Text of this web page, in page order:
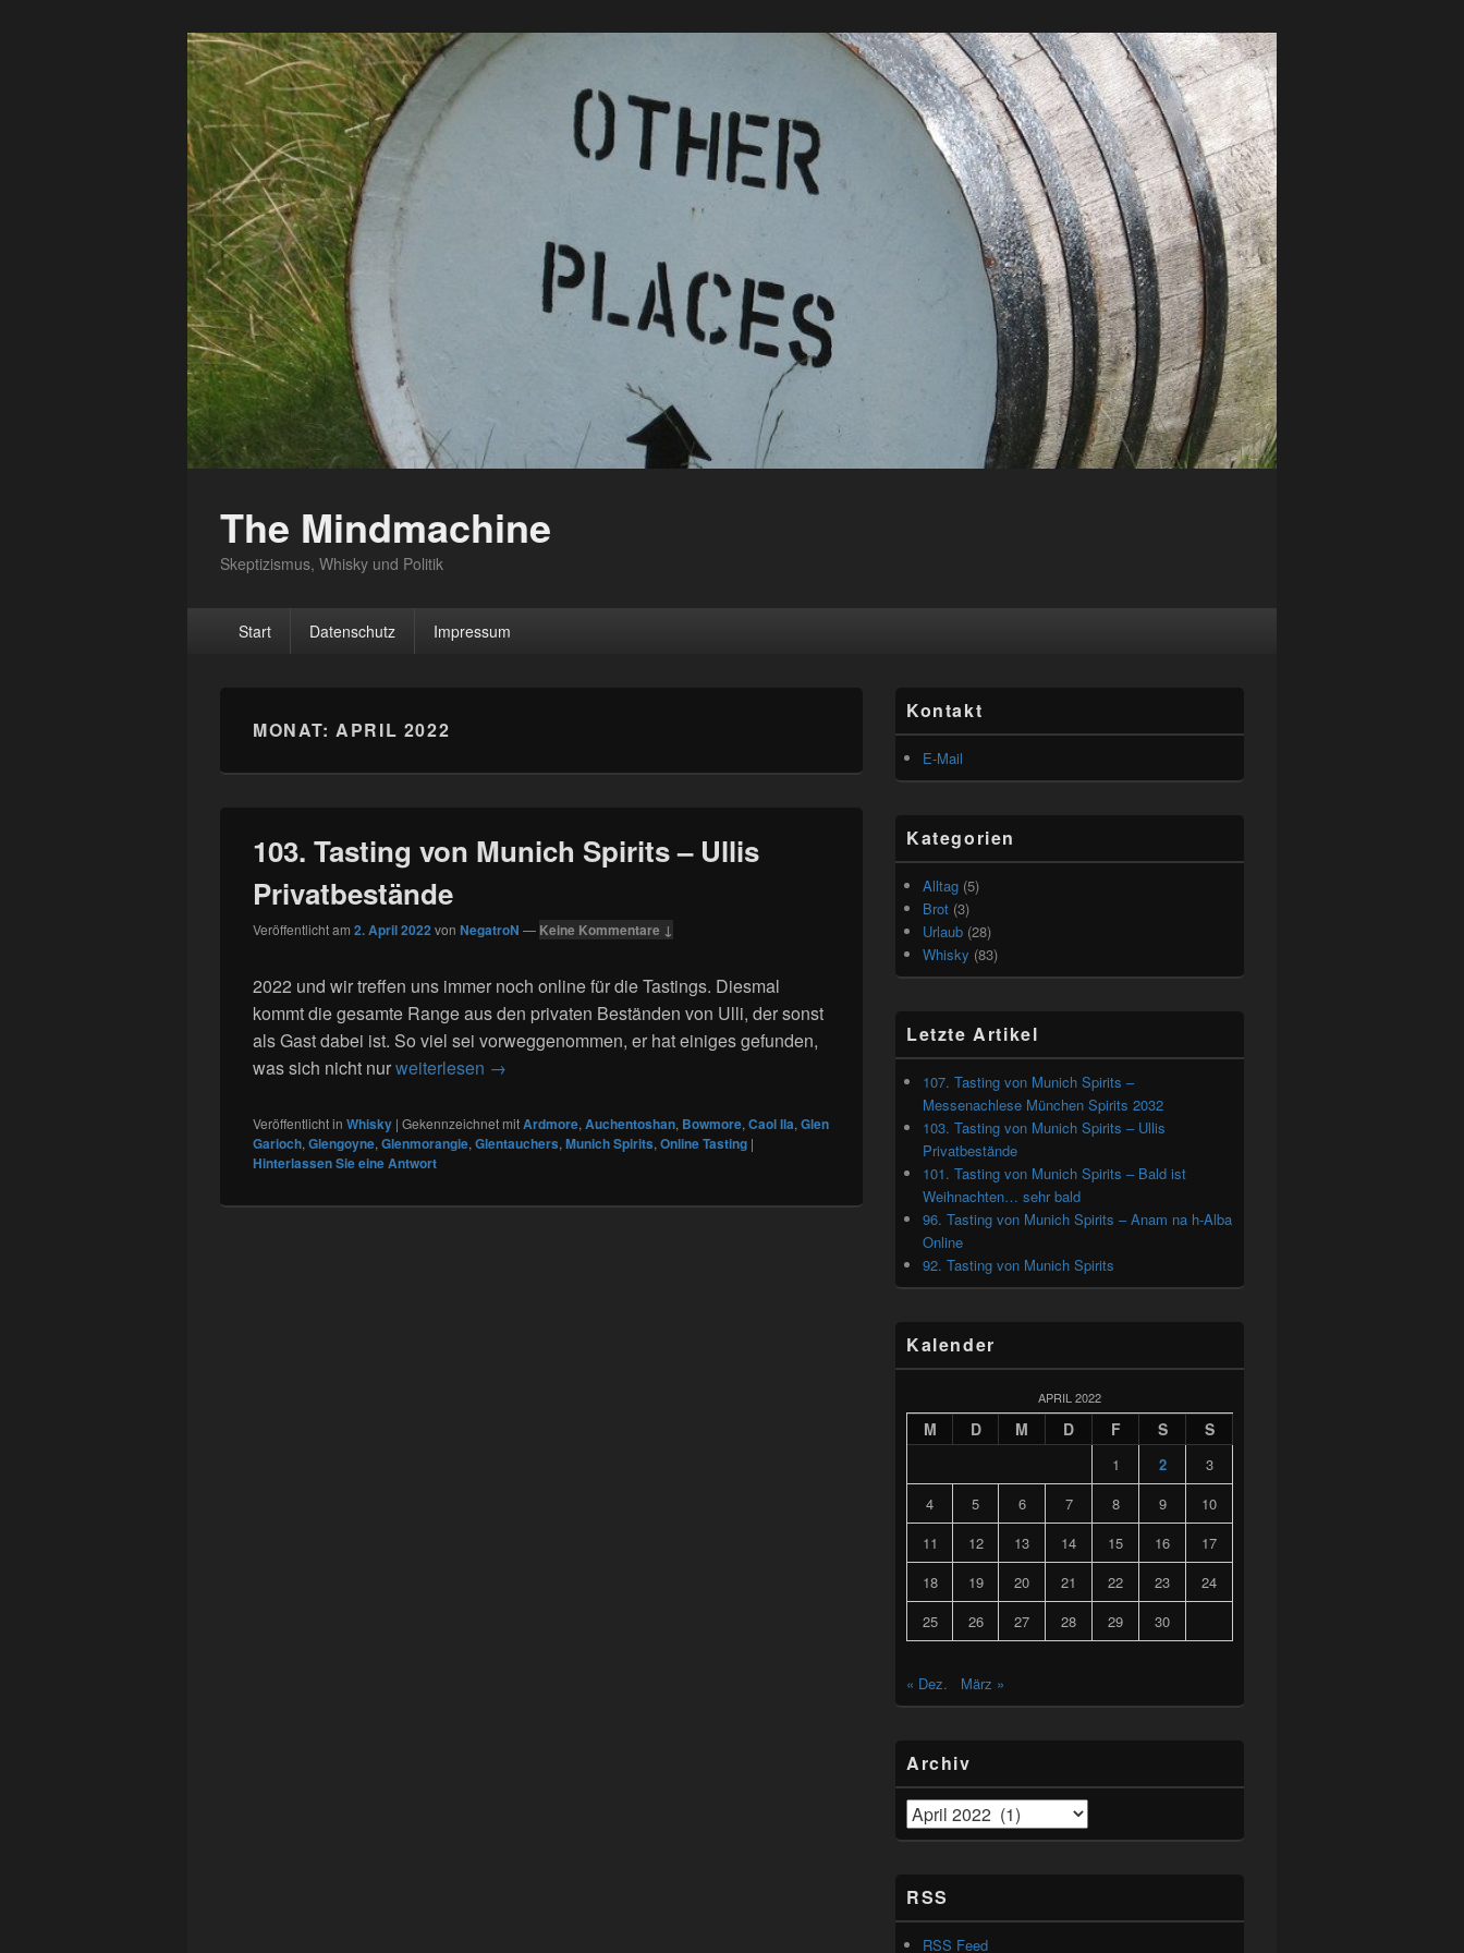
The Mindmachine
Skeptizismus, Whisky und Politik
Start Datenschutz Impressum
MONAT:APRIL 2022
103. Tasting von Munich Spirits – Ullis
Privatbestände
Veröffentlicht am 2. April 2022 von NegatroN — Keine Kommentare ↓
2022 und wir treffen uns immer noch online für die Tastings. Diesmal
kommt die gesamte Range aus den privaten Beständen von Ulli, der sonst
als Gast dabei ist. So viel sei vorweggenommen, er hat einiges gefunden,
was sich nicht nurweiterlesen 103. Tasting von Munich Spirits – Ullis Privatbestände
→
Veröffentlicht in Whisky | Gekennzeichnet mitArdmore, Auchentoshan, Bowmore, Caol Ila, Glen
Garioch, Glengoyne, Glenmorangie, Glentauchers, Munich Spirits, Online Tasting |
Hinterlassen Sie eine Antwort
Seitenleisten
Widget-
Bereich
Kontakt
E-Mail
Kategorien
Alltag (5)
Brot (3)
Urlaub (28)
Whisky (83)
Letzte Artikel
107. Tasting von Munich Spirits –
Messenachlese München Spirits 2032
103. Tasting von Munich Spirits – Ullis
Privatbestände
101. Tasting von Munich Spirits – Bald ist
Weihnachten… sehr bald
96. Tasting von Munich Spirits – Anam na h-Alba
Online
92. Tasting von Munich Spirits
Kalender
APRIL 2022
M D M D F S S
1 2
3
4
5 6 7 8 9
10
11
12 13 14 15 16
17
18
19 20 21 22 23
24
25
26 27 28 29 30
« Dez. März »
Archiv
Archiv
RSS
RSS Feed